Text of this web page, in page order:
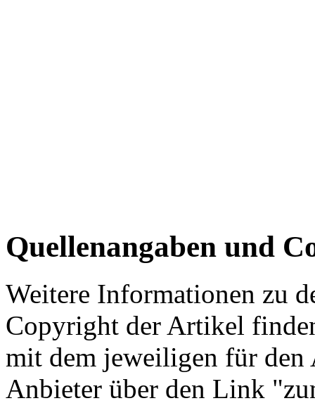
Quellenangaben und
Weitere Informationen zu
Copyright der Artikel
mit dem jeweiligen für
Anbieter über den Link